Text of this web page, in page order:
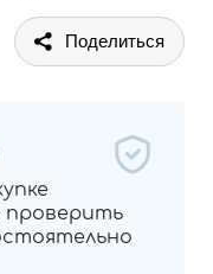
Поделиться
проверить